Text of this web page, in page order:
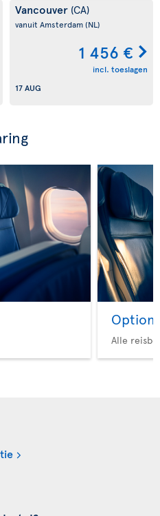
Vancouver (CA)
vanuit Amsterdam(NL)
1 456 €
incl. toeslagen
17 AUG
Option
Alle